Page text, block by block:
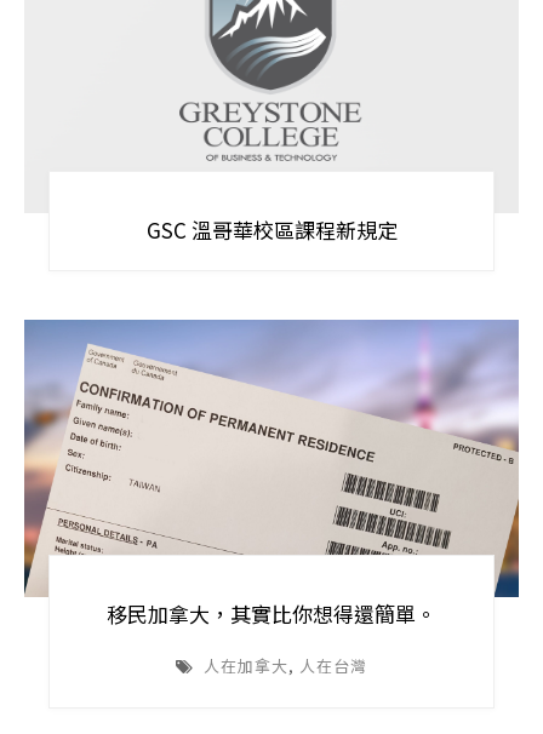
GSC 溫哥華校區課程新規定
移民加拿大，其實比你想得還簡單。
人在加拿大, 人在台灣